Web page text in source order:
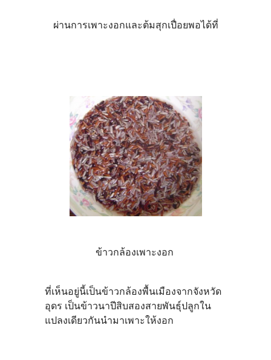
ผ่านการเพาะงอกและต้มสุกเปื่อยพอได้ที่
ข้าวกล้องเพาะงอก
ที่เห็นอยู่นี้เป็นข้าวกล้องพื้นเมืองจากจังหวัด
อุดร เป็นข้าวนาปีสิบสองสายพันธุ์ปลูกใน
แปลงเดียวกันนำมาเพาะให้งอก